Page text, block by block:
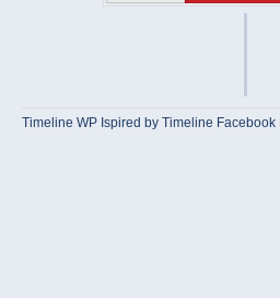
Timeline WP Ispired byTimeline Facebook